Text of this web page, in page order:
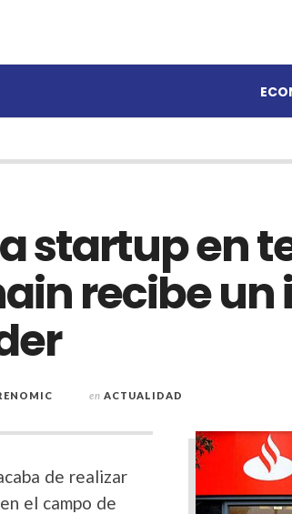
startup en
recibe un
en ACTUALIDAD
de realizar
el campo de